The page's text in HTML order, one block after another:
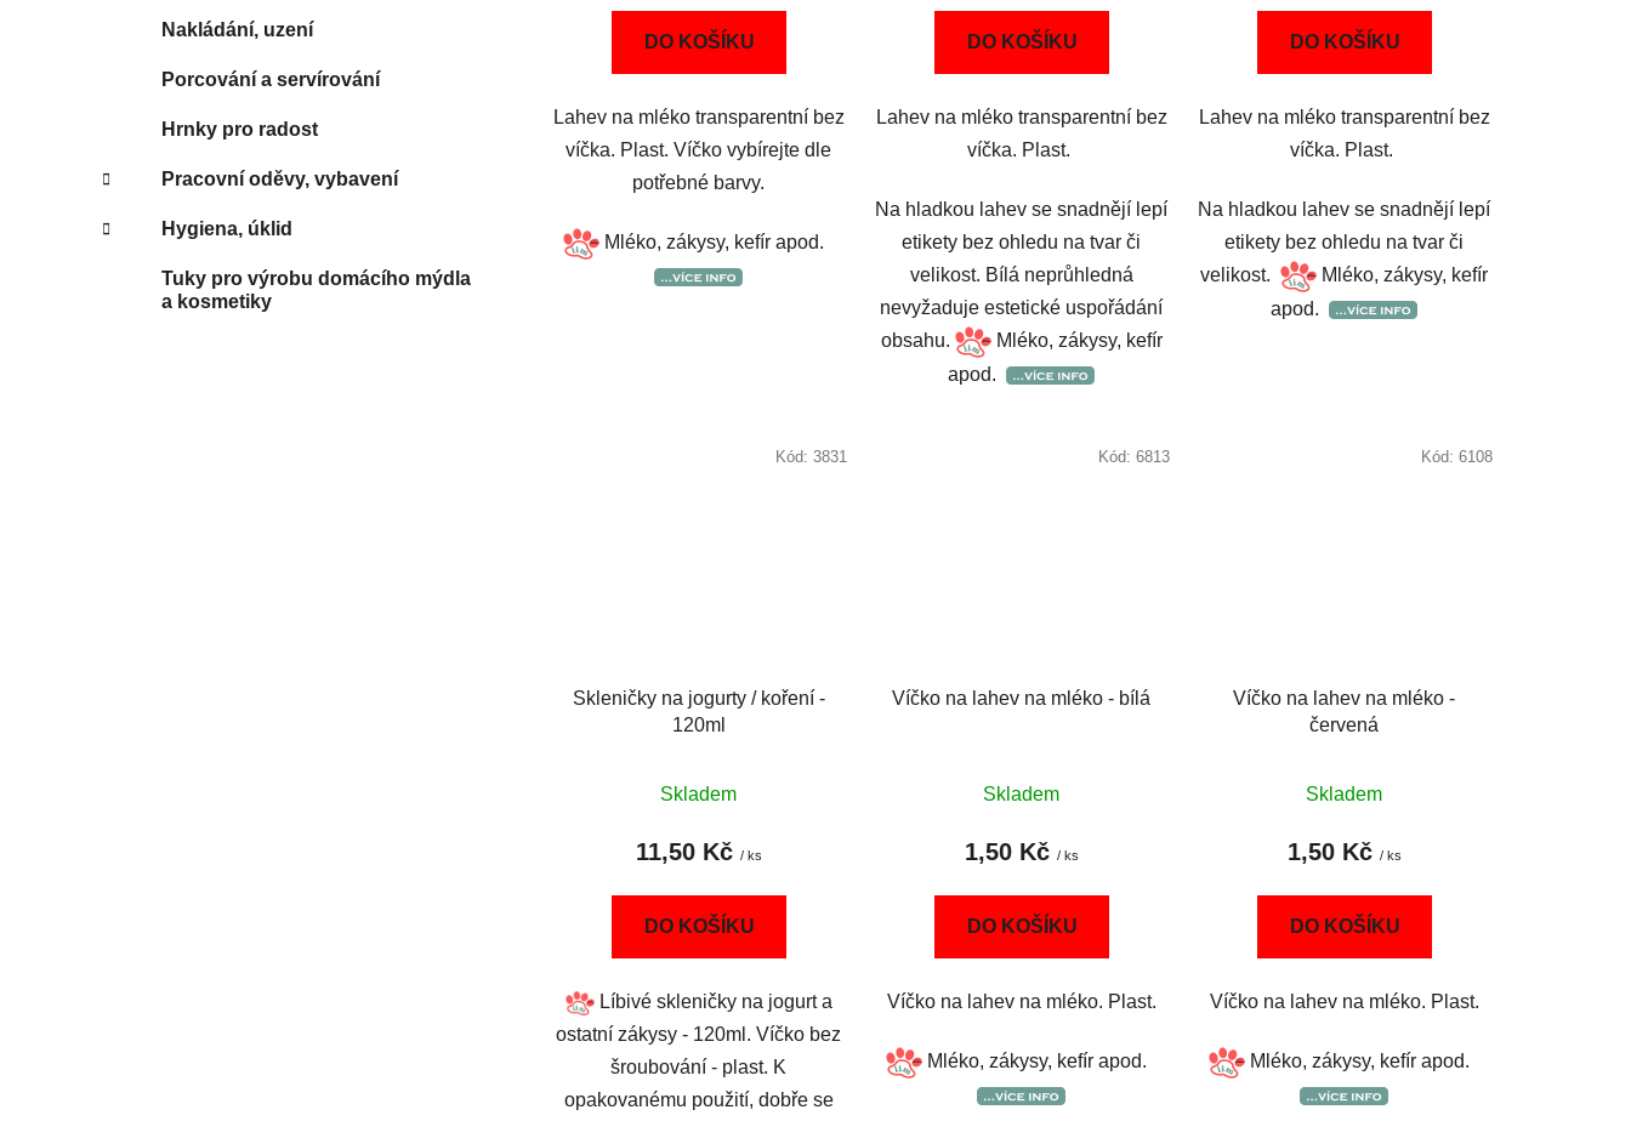
Nakládání, uzení
Porcování a servírování
Hrnky pro radost
Pracovní oděvy, vybavení
Hygiena, úklid
Tuky pro výrobu domácího mýdla
a kosmetiky
DO KOŠÍKU
Lahev na mléko transparentní bez
víčka. Plast. Víčko vybírejte dle
potřebné barvy.
Mléko, zákysy, kefír apod.
DO KOŠÍKU
Lahev na mléko transparentní bez
víčka. Plast.
Na hladkou lahev se snadnějí lepí
etikety bez ohledu na tvar či
velikost. Bílá neprůhledná
nevyžaduje estetické uspořádání
obsahu.
Mléko, zákysy, kefír
apod.
DO KOŠÍKU
Lahev na mléko transparentní bez
víčka. Plast.
Na hladkou lahev se snadnějí lepí
etikety bez ohledu na tvar či
velikost.
Mléko, zákysy, kefír
apod.
Skleničky na jogurty / koření -
120ml
Skladem
11,50 Kč / ks
DO KOŠÍKU
Líbivé skleničky na jogurt a
ostatní zákysy - 120ml. Víčko bez
šroubování - plast. K
opakovanému použití, dobře se
Kód: 3831
Víčko na lahev na mléko - bílá
Skladem
1,50 Kč / ks
DO KOŠÍKU
Víčko na lahev na mléko. Plast.
Mléko, zákysy, kefír apod.
Kód: 6813
Víčko na lahev na mléko -
červená
Skladem
1,50 Kč / ks
DO KOŠÍKU
Víčko na lahev na mléko. Plast.
Mléko, zákysy, kefír apod.
Kód: 6108